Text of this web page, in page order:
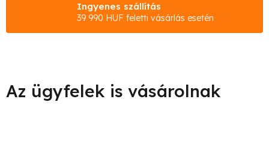
Ingyenes szállítás
39 990 HUF feletti vásárlás esetén